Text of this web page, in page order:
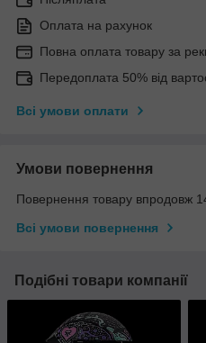
Оплата на рахунок
Повна оплата товару за
Передоплата 50% від
Всі умови оплати
Умови повернення
Повернення товару впродовж
Всі умови повернення
Подібні товари компанії